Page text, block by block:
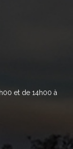
et de 14h00 à